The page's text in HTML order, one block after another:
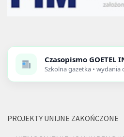
Czasopismo GOETEL
Szkolna gazetka • wydania
PROJEKTY UNIJNE ZAKOŃCZONE